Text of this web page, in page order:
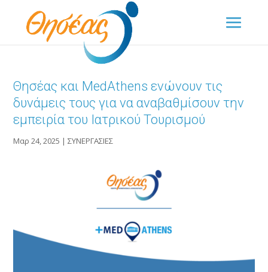
Θησέας και MedAthens ενώνουν τις
δυνάμεις τους για να αναβαθμίσουν την
εμπειρία του Ιατρικού Τουρισμού
Μαρ 24, 2025 |ΣΥΝΕΡΓΑΣΙΕΣ